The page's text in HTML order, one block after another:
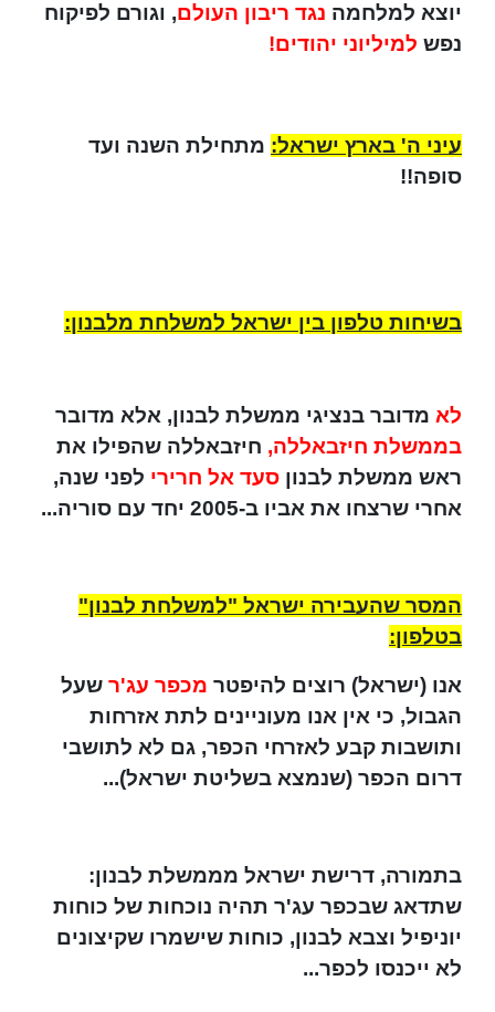
יוצא למלחמה נגד ריבון העולם, וגורם לפיקוח
נפש למיליוני יהודים!
עיני ה' בארץ ישראל: מתחילת השנה ועד
סופה!!
בשיחות טלפון בין ישראל למשלחת מלבנון:
לא מדובר בנציגי ממשלת לבנון, אלא מדובר
בממשלת חיזבאללה, חיזבאללה שהפילו את
ראש ממשלת לבנון סעד אל חרירי לפני שנה,
אחרי שרצחו את אביו ב-2005 יחד עם סוריה...
המסר שהעבירה ישראל "למשלחת לבנון"
בטלפון:
אנו (ישראל) רוצים להיפטר מכפר עג'ר שעל
הגבול, כי אין אנו מעוניינים לתת אזרחות
ותושבות קבע לאזרחי הכפר, גם לא לתושבי
דרום הכפר (שנמצא בשליטת ישראל)...
בתמורה, דרישת ישראל מממשלת לבנון:
שתדאג שבכפר עג'ר תהיה נוכחות של כוחות
יוניפיל וצבא לבנון, כוחות שישמרו שקיצונים
לא ייכנסו לכפר...